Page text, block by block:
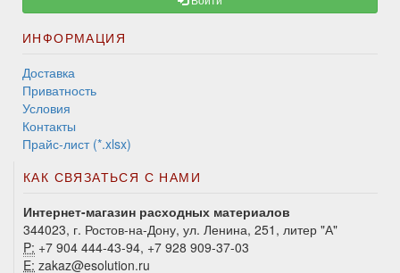
ИНФОРМАЦИЯ
Доставка
Приватность
Условия
Контакты
Прайс-лист (*.xlsx)
КАК СВЯЗАТЬСЯ С НАМИ
Интернет-магазин расходных материалов
344023, г. Ростов-на-Дону, ул. Ленина, 251, литер "А"
P: +7 904 444-43-94, +7 928 909-37-03
E: zakaz@esolution.ru